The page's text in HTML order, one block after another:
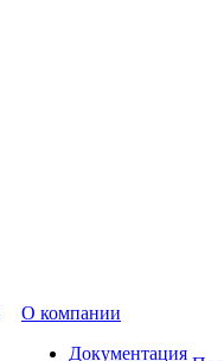
О компании
Документация